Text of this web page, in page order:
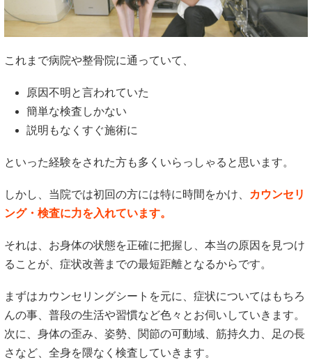
これまで病院や整骨院に通っていて、
原因不明と言われていた
簡単な検査しかない
説明もなくすぐ施術に
といった経験をされた方も多くいらっしゃると思います。
しかし、当院では初回の方には特に時間をかけ、
カウンセリ
ング・検査に力を入れています。
それは、お身体の状態を正確に把握し、本当の原因を見つけ
ることが、症状改善までの最短距離となるからです。
まずはカウンセリングシートを元に、症状についてはもちろ
んの事、普段の生活や習慣など色々とお伺いしていきます。
次に、身体の歪み、姿勢、関節の可動域、筋持久力、足の長
さなど、全身を隈なく検査していきます。